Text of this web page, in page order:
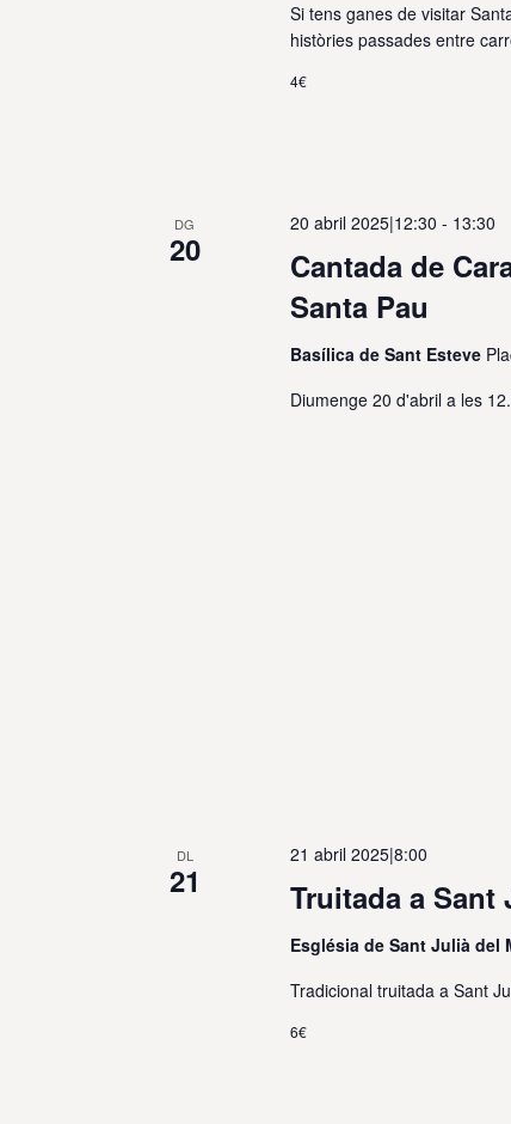
Si tens ganes de visitar
històries passades entre
4€
DG
20
Cantada de
Santa Pau
20 abril 2025|12:30 - 13:30
Basílica de Sant Esteve
Diumenge 20 d'abril a les
DL
21 Truitada a
21 abril 2025|8:00
Església de Sant Julià del
Tradicional truitada a Sant
6€